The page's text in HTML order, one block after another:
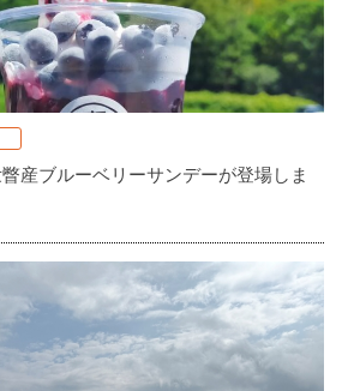
産ブルーベリーサンデーが登場しま